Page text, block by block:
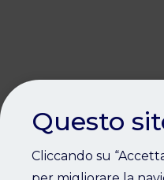
Questo
Cliccando su